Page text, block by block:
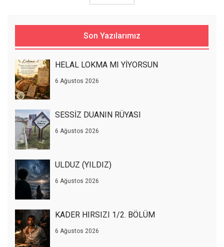
Son Yazılarımız
HELAL LOKMA MI YİYORSUN
6 Ağustos 2026
SESSİZ DUANIN RÜYASI
6 Ağustos 2026
ULDUZ (YILDIZ)
6 Ağustos 2026
KADER HIRSIZI 1/2. BÖLÜM
6 Ağustos 2026